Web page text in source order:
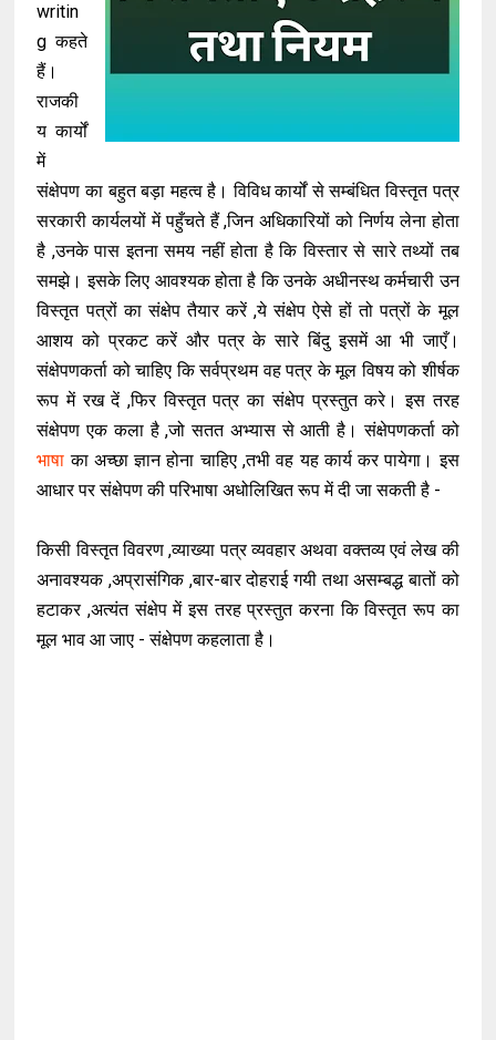
writin
g कहते
हैं।
राजकी
य कार्यों
में
संक्षेपण का बहुत बड़ा महत्व है। विविध कार्यों से सम्बंधित विस्तृत पत्र
सरकारी कार्यलयों में पहुँचते हैं ,जिन अधिकारियों को निर्णय लेना होता
है ,उनके पास इतना समय नहीं होता है कि विस्तार से सारे तथ्यों तब
समझे। इसके लिए आवश्यक होता है कि उनके अधीनस्थ कर्मचारी उन
विस्तृत पत्रों का संक्षेप तैयार करें ,ये संक्षेप ऐसे हों तो पत्रों के मूल
आशय को प्रकट करें और पत्र के सारे बिंदु इसमें आ भी जाएँ।
संक्षेपणकर्ता को चाहिए कि सर्वप्रथम वह पत्र के मूल विषय को शीर्षक
रूप में रख दें ,फिर विस्तृत पत्र का संक्षेप प्रस्तुत करे। इस तरह
संक्षेपण एक कला है ,जो सतत अभ्यास से आती है। संक्षेपणकर्ता को
भाषा का अच्छा ज्ञान होना चाहिए ,तभी वह यह कार्य कर पायेगा। इस
आधार पर संक्षेपण की परिभाषा अधोलिखित रूप में दी जा सकती है -
किसी विस्तृत विवरण ,व्याख्या पत्र व्यवहार अथवा वक्तव्य एवं लेख की
अनावश्यक ,अप्रासंगिक ,बार-बार दोहराई गयी तथा असम्बद्ध बातों को
हटाकर ,अत्यंत संक्षेप में इस तरह प्रस्तुत करना कि विस्तृत रूप का
मूल भाव आ जाए - संक्षेपण कहलाता है।